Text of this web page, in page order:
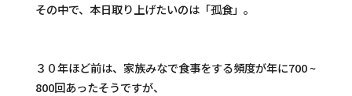
その中で、本日取り上げたいのは「孤食」。
３０年ほど前は、家族みなで食事をする頻度が年に700 ~
800回あったそうですが、